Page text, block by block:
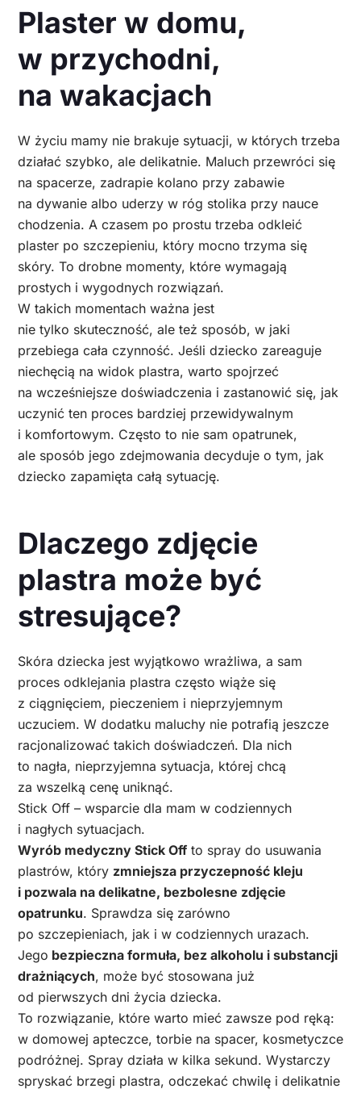
Plaster w domu,
w przychodni,
na wakacjach
W życiu mamy nie brakuje sytuacji, w których trzeba
działać szybko, ale delikatnie. Maluch przewróci się
na spacerze, zadrapie kolano przy zabawie
na dywanie albo uderzy w róg stolika przy nauce
chodzenia. A czasem po prostu trzeba odkleić
plaster po szczepieniu, który mocno trzyma się
skóry. To drobne momenty, które wymagają
prostych i wygodnych rozwiązań.
W takich momentach ważna jest
nie tylko skuteczność, ale też sposób, w jaki
przebiega cała czynność. Jeśli dziecko zareaguje
niechęcią na widok plastra, warto spojrzeć
na wcześniejsze doświadczenia i zastanowić się, jak
uczynić ten proces bardziej przewidywalnym
i komfortowym. Często to nie sam opatrunek,
ale sposób jego zdejmowania decyduje o tym, jak
dziecko zapamięta całą sytuację.
Dlaczego zdjęcie
plastra może być
stresujące?
Skóra dziecka jest wyjątkowo wrażliwa, a sam
proces odklejania plastra często wiąże się
z ciągnięciem, pieczeniem i nieprzyjemnym
uczuciem. W dodatku maluchy nie potrafią jeszcze
racjonalizować takich doświadczeń. Dla nich
to nagła, nieprzyjemna sytuacja, której chcą
za wszelką cenę uniknąć.
Stick Off – wsparcie dla mam w codziennych
i nagłych sytuacjach.
Wyrób medyczny Stick Off to spray do usuwania
plastrów, który zmniejsza przyczepność kleju
i pozwala na delikatne, bezbolesne zdjęcie
opatrunku. Sprawdza się zarówno
po szczepieniach, jak i w codziennych urazach.
Jego bezpieczna formuła, bez alkoholu i substancji
drażniących, może być stosowana już
od pierwszych dni życia dziecka.
To rozwiązanie, które warto mieć zawsze pod ręką:
w domowej apteczce, torbie na spacer, kosmetyczce
podróżnej. Spray działa w kilka sekund. Wystarczy
spryskać brzegi plastra, odczekać chwilę i delikatnie